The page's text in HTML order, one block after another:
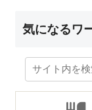
気になるワ